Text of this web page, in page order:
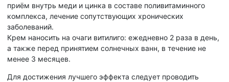
приём внутрь меди и цинка в составе поливитаминного
комплекса, лечение сопутствующих хронических
заболеваний.
Крем наносить на очаги витилиго: ежедневно 2 раза в день,
а также перед принятием солнечных ванн, в течение не
менее 3 месяцев.
Для достижения лучшего эффекта следует проводить